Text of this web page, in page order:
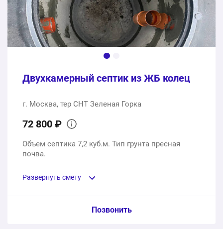
Двухкамерный септик из ЖБ колец
г. Москва, тер СНТ Зеленая Горка
72 800 ₽
Объем септика 7,2 куб.м. Тип грунта пресная
почва.
Развернуть смету
Пункт сметы / Ед. изм. / Цена
Позвонить